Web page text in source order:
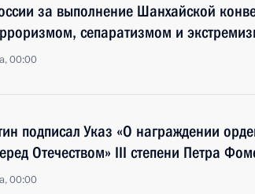
за выполнение Шанхайской
сепаратизмом и
00:00
подписал Указ «О награждении
Отечеством» III степени Петра
00:00